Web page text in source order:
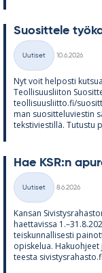
Suo­sit­tele
Kategoriat
Uutiset
10.6.2026
Nyt voit hel­posti
Teol­li­suus­lii­ton
teol­li­suus­liitto.fi/
man suo­sit­te­lu­vies­tin
teks­ti­vies­tillä. Tu­tustu
Hae KSR:n
Kategoriat
Uutiset
8.6.2026
Kan­san
haet­ta­vissa
teis­kun­nal­li­sesti
opis­ke­lua.
teesta